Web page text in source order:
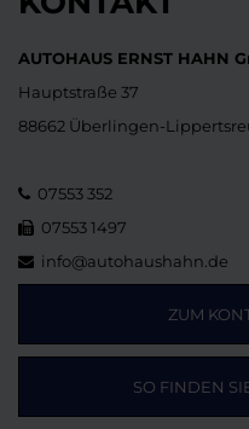
AUTOHAUS ERNST HAHN
Hauptstraße 37
88662 Überlingen-
07553 352
07553 1497
info@autohaushahn.de
ZUM
SO FINDEN